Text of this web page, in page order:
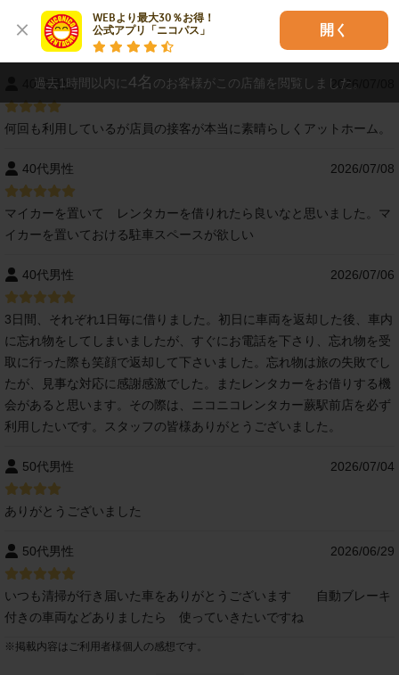
WEBより最大30％お得！
公式アプリ「ニコパス」
開く
レビュー
40代男性 2026/07/08
何回も利用しているが店員の接客が本当に素晴らしくアットホーム。
40代男性 2026/07/08
マイカーを置いて レンタカーを借りれたら良いなと思いました。マ
イカーを置いておける駐車スペースが欲しい
40代男性 2026/07/06
3日間、それぞれ1日毎に借りました。初日に車両を返却した後、車内
に忘れ物をしてしまいましたが、すぐにお電話を下さり、忘れ物を受
取に行った際も笑顔で返却して下さいました。忘れ物は旅の失敗でし
たが、見事な対応に感謝感激でした。またレンタカーをお借りする機
会があると思います。その際は、ニコニコレンタカー蕨駅前店を必ず
利用したいです。スタッフの皆様ありがとうございました。
50代男性 2026/07/04
ありがとうございました
50代男性 2026/06/29
いつも清掃が行き届いた車をありがとうございます 自動ブレーキ
付きの車両などありましたら 使っていきたいですね
※ 掲載内容はご利用者様個人の感想です。
過去1時間以内に 4名 のお客様がこの店舗を閲覧しました。